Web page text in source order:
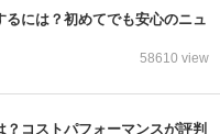
るには？初めてでも安心のニュ
58610 view
コストパフォーマンスが評判